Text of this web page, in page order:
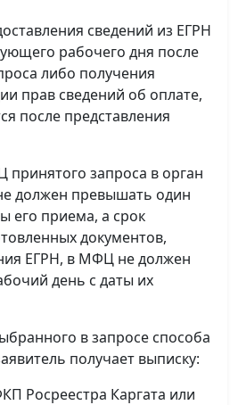
сведений из ЕГРН
рабочего дня после
либо получения
прав сведений об оплате,
после представления
запроса в орган
должен превышать один
его приема, а срок
документов,
ЕГРН, в МФЦ не должен
день с даты их
в запросе способа
получает выписку:
Росреестра Каргата или